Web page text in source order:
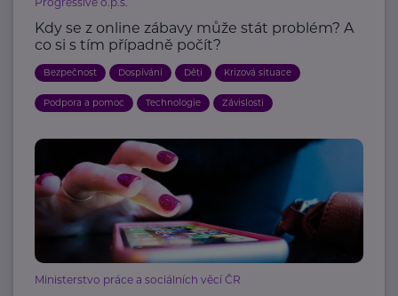
Kdy se z online zábavy může stát problém? A
co si s tím případně počít?
Bezpečnost Dospívání Děti Krizová situace
Podpora a pomoc Technologie Závislosti
Ministerstvo práce a sociálních věcí ČR